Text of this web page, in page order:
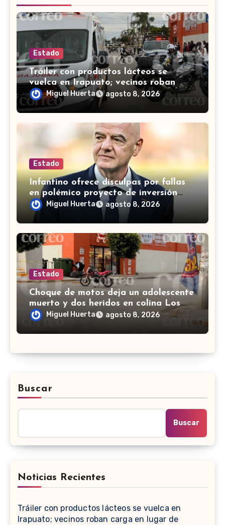
Estado
Tráiler con productos lácteos se
vuelca en Irapuato; vecinos roban
carga en lugar de auxiliar a heridos
Miguel Huerta agosto 8, 2026
Estado
Infantino ofrece disculpas por fallas
en polémico proyecto de inversión
privada de la FIFA
Miguel Huerta agosto 8, 2026
Estado
Choque de motos deja un adolescente
muerto y dos heridos en colina Los
Presidentes, en León
Miguel Huerta agosto 8, 2026
Buscar
Buscar
Noticias Recientes
Tráiler con productos lácteos se vuelca en
Irapuato; vecinos roban carga en lugar de